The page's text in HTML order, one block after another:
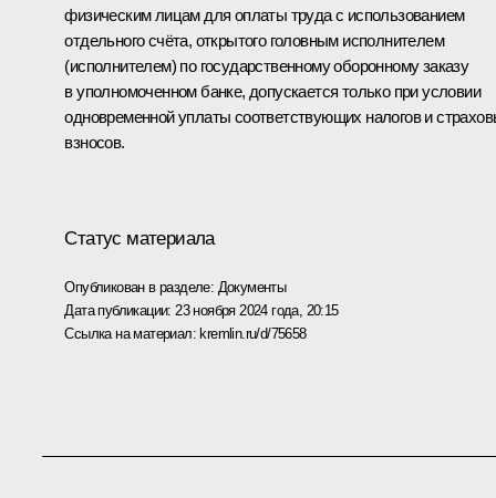
физическим лицам для оплаты труда с использованием
отдельного счёта, открытого головным исполнителем
(исполнителем) по государственному оборонному заказу
в уполномоченном банке, допускается только при условии
одновременной уплаты соответствующих налогов и
взносов.
Статус материала
Опубликован в разделе: Документы
Дата публикации: 23 ноября 2024 года, 20:15
Ссылка на материал: kremlin.ru/d/75658